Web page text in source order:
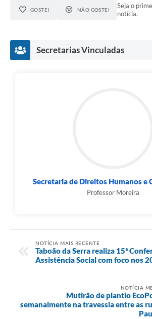
GOSTEI NÃO GOSTEI
Seja o
notícia.
Secretarias Vinculadas
Secretaria de Direitos Humanos e
Professor Moreira
NOTÍCIA MAIS RECENTE
Taboão da Serra realiza 15ª
Assistência Social com foco nos
NOTÍCIA
Mutirão de plantio
semanalmente na travessia entre as